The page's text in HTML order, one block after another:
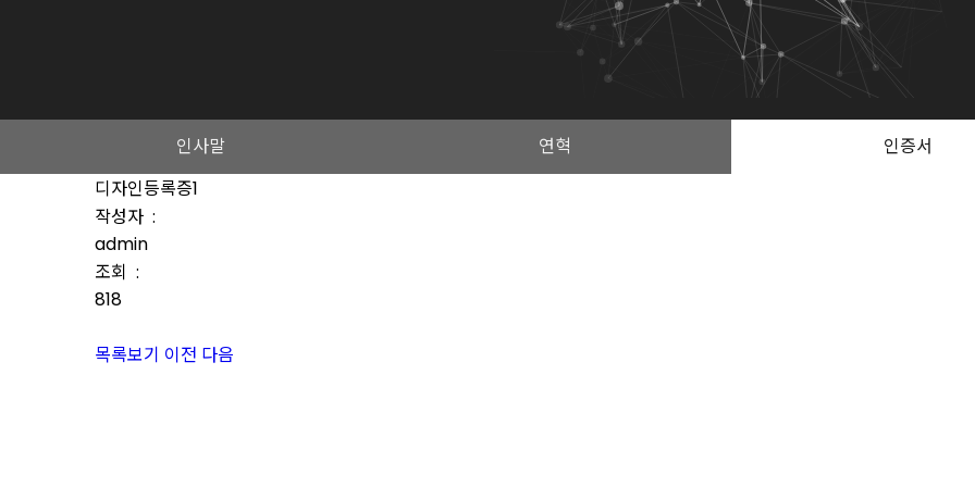
인사말 연혁 인증서
디자인등록증1
작성자 :
admin
조회 :
818
목록보기 이전 다음